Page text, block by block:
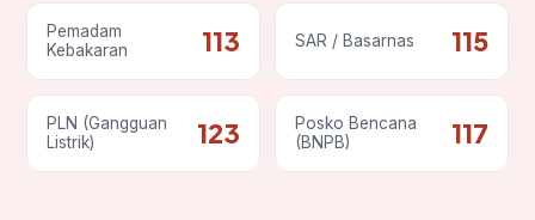
Pemadam
Kebakaran
113 SAR / Basarnas 115
PLN (Gangguan
Listrik)
123
Posko Bencana
(BNPB)
117